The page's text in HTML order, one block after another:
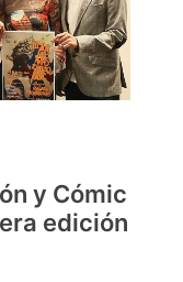
y Cómic
edición